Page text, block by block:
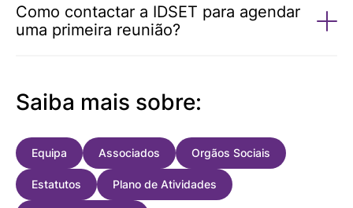
Como contactar a IDSET para agendar
uma primeira reunião?
Saiba mais sobre:
Equipa Associados Orgãos Sociais
Estatutos Plano de Atividades